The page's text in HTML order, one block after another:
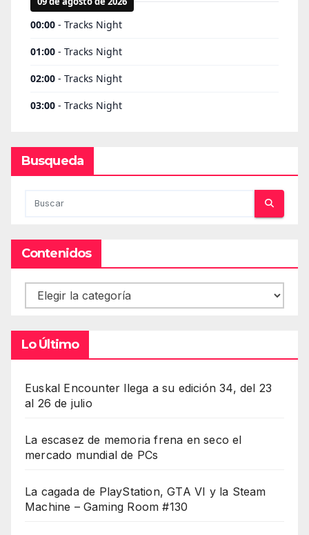
Busqueda
Contenidos
Contenidos
Lo Último
Euskal Encounter llega a su edición 34, del 23
al 26 de julio
La escasez de memoria frena en seco el
mercado mundial de PCs
La cagada de PlayStation, GTA VI y la Steam
Machine – Gaming Room #130